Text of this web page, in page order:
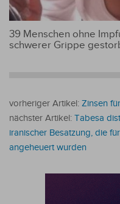
39 Menschen ohne
schwerer Grippe
vorheriger Artikel: Zinsen
nächster Artikel: Tabesa
iranischer Besatzung, die
angeheuert wurden